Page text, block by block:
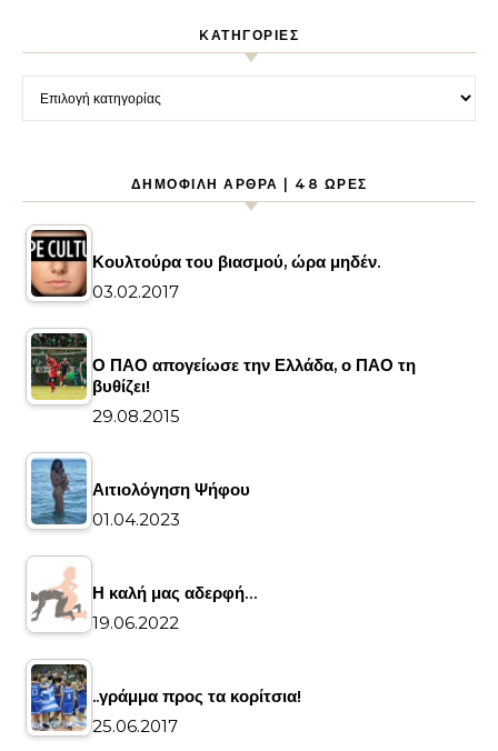
KΑΤΗΓΟΡΊΕΣ
Kατηγορίες
ΔΗΜΟΦΙΛΉ ΆΡΘΡΑ | 48 ΏΡΕΣ
Κουλτούρα του βιασμού, ώρα μηδέν.
03.02.2017
Ο ΠΑΟ απογείωσε την Ελλάδα, ο ΠΑΟ τη
βυθίζει!
29.08.2015
Αιτιολόγηση Ψήφου
01.04.2023
Η καλή μας αδερφή…
19.06.2022
..γράμμα προς τα κορίτσια!
25.06.2017